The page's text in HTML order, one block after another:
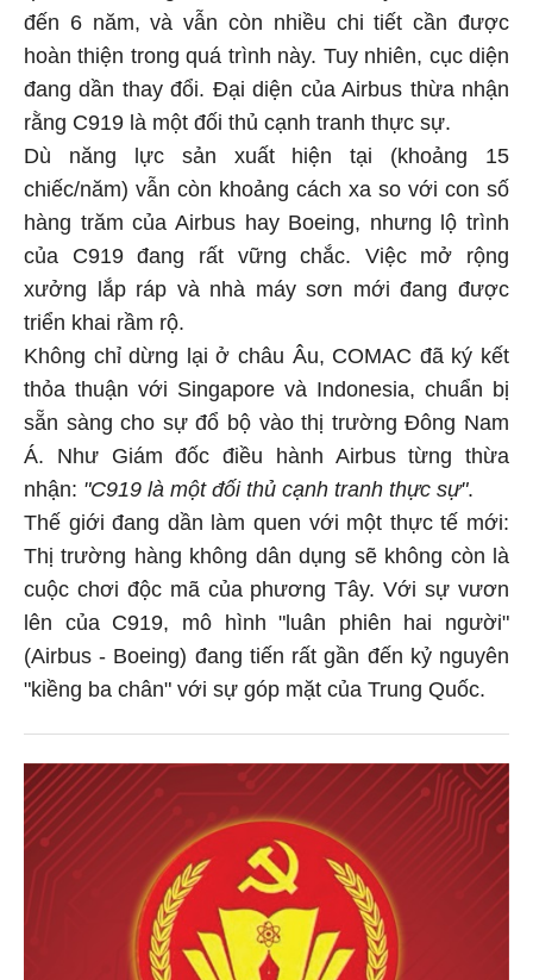
đến 6 năm, và vẫn còn nhiều chi tiết cần được
hoàn thiện trong quá trình này. Tuy nhiên, cục diện
đang dần thay đổi. Đại diện của Airbus thừa nhận
rằng C919 là một đối thủ cạnh tranh thực sự.
Dù năng lực sản xuất hiện tại (khoảng 15
chiếc/năm) vẫn còn khoảng cách xa so với con số
hàng trăm của Airbus hay Boeing, nhưng lộ trình
của C919 đang rất vững chắc. Việc mở rộng
xưởng lắp ráp và nhà máy sơn mới đang được
triển khai rầm rộ.
Không chỉ dừng lại ở châu Âu, COMAC đã ký kết
thỏa thuận với Singapore và Indonesia, chuẩn bị
sẵn sàng cho sự đổ bộ vào thị trường Đông Nam
Á. Như Giám đốc điều hành Airbus từng thừa
nhận: "C919 là một đối thủ cạnh tranh thực sự".
Thế giới đang dần làm quen với một thực tế mới:
Thị trường hàng không dân dụng sẽ không còn là
cuộc chơi độc mã của phương Tây. Với sự vươn
lên của C919, mô hình "luân phiên hai người"
(Airbus - Boeing) đang tiến rất gần đến kỷ nguyên
"kiềng ba chân" với sự góp mặt của Trung Quốc.